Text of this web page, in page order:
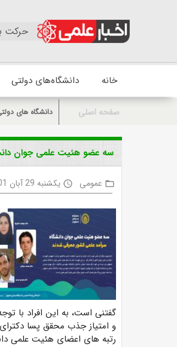
حرکت
خانه دانشگاه‌های دولتی
صفحه اصلی دانشگاه های
سه عضو هئیت علمی جوان
folder_open عمومی access_time یکشنبه 29 آبان 1401 ساعت 13:43
گفتنی است، به این افراد با
و امتیاز جذب محقق پسا
رتبه های اعضای هئیت علمی